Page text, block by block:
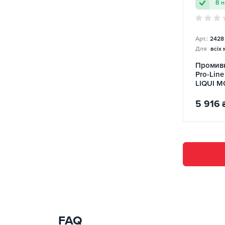
В
Арт.: 2428
Для всіх
Pro-
LIQUI
5 916
FAQ